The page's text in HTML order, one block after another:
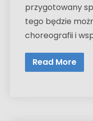
przygotowany
tego będzie
choreografii i
Read More